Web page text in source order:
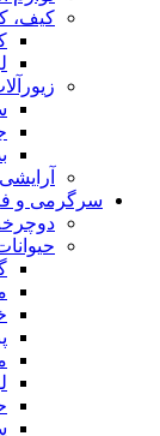
کیف،
سرگرمی و